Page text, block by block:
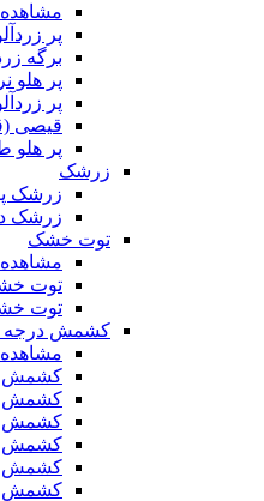
پر
برگه
پر هلو
پر
قیصی
پر هلو
زرشک
زرشک
زرشک
توت خشک
توت
توت
کشمش درجه
کشمش
کشمش
کشمش
کشمش
کشمش
کشمش